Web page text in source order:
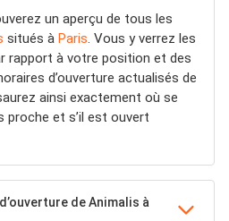
un aperçu de tous les
situés à Paris. Vous y verrez les
rapport à votre position et des
d’ouverture actualisés de
ainsi exactement où se
proche et s’il est ouvert
de Animalis à